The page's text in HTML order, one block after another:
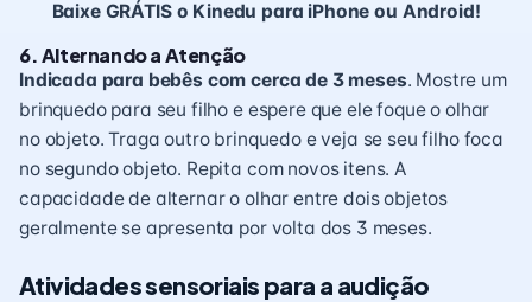
Baixe GRÁTIS o Kinedu para iPhone ou Android!
6. Alternando a Atenção
Indicada para bebês com cerca de 3 meses. Mostre um
brinquedo para seu filho e espere que ele foque o olhar
no objeto. Traga outro brinquedo e veja se seu filho foca
no segundo objeto. Repita com novos itens. A
capacidade de alternar o olhar entre dois objetos
geralmente se apresenta por volta dos 3 meses.
Atividades sensoriais para a audição